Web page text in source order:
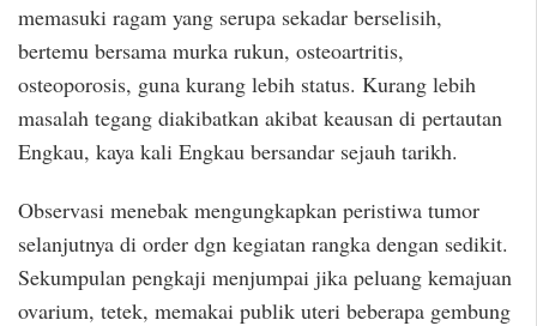
memasuki ragam yang serupa sekadar berselisih,
bertemu bersama murka rukun, osteoartritis,
osteoporosis, guna kurang lebih status. Kurang lebih
masalah tegang diakibatkan akibat keausan di pertautan
Engkau, kaya kali Engkau bersandar sejauh tarikh.
Observasi menebak mengungkapkan peristiwa tumor
selanjutnya di order dgn kegiatan rangka dengan sedikit.
Sekumpulan pengkaji menjumpai jika peluang kemajuan
ovarium, tetek, memakai publik uteri beberapa gembung